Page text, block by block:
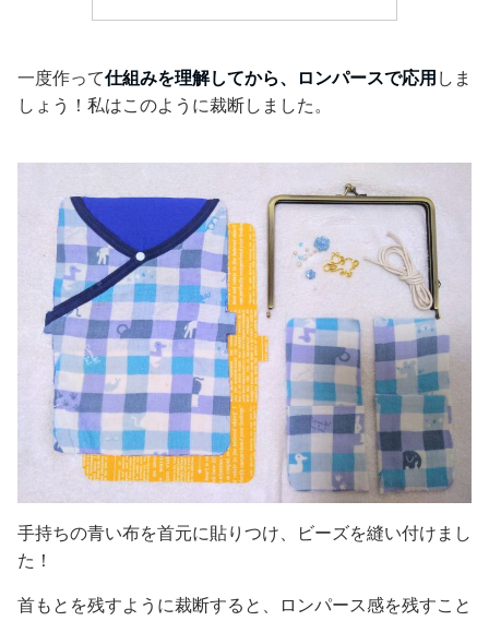
一度作って仕組みを理解してから、ロンパースで応用 しま
しょう！私はこのように裁断しました。
手持ちの青い布を首元に貼りつけ、ビーズを縫い付けまし
た！
首もとを残すように裁断すると、ロンパース感を残すこと